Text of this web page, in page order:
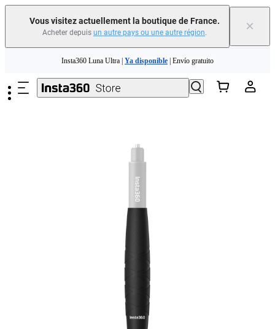
Vous visitez actuellement la boutique de France.
Acheter depuis un autre pays ou une autre région. ×
Insta360 Luna Ultra | Ya disponible | Envío gratuito
Échangez votre ancien appareil et recevez de l'argent pour votre nouvel achat.｜
En savoir plus
Ya disponible